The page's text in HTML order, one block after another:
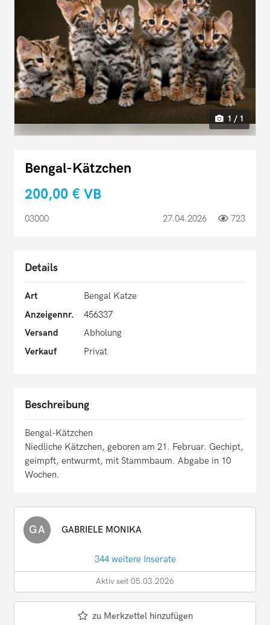
1 / 1
Bengal-Kätzchen
200,00 € VB
03000 27.04.2026 723
Details
Art
Bengal Katze
Anzeigennr.
456337
Versand
Abholung
Verkauf
Privat
Beschreibung
Bengal-Kätzchen
Niedliche Kätzchen, geboren am 21. Februar. Gechipt,
geimpft, entwurmt, mit Stammbaum. Abgabe in 10
Wochen.
GA GABRIELE MONIKA
344 weitere Inserate
Aktiv seit 05.03.2026
zu Merkzettel hinzufügen